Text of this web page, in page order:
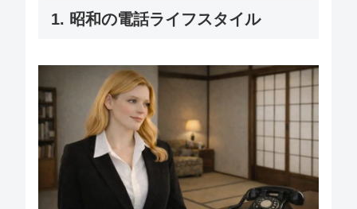
1. 昭和の電話ライフスタイル